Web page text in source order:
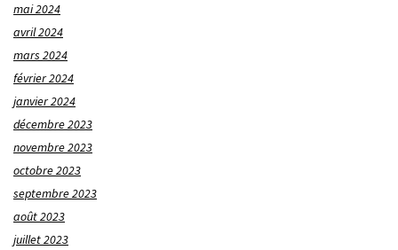
mai 2024
avril 2024
mars 2024
février 2024
janvier 2024
décembre 2023
novembre 2023
octobre 2023
septembre 2023
août 2023
juillet 2023